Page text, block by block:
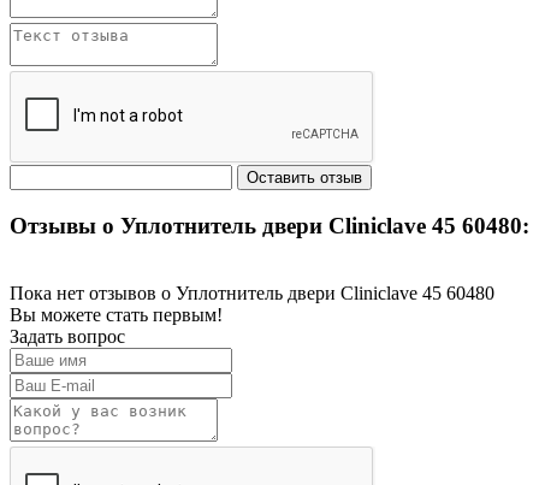
Отзывы о Уплотнитель двери Cliniclave 45 60480:
Пока нет отзывов о Уплотнитель двери Cliniclave 45 60480
Вы можете стать первым!
Задать вопрос